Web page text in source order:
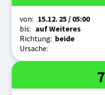
Zeitraum
von: 15.12. 25/ 05:00
bis: auf Weiteres
Richtung: beide
Ursache: